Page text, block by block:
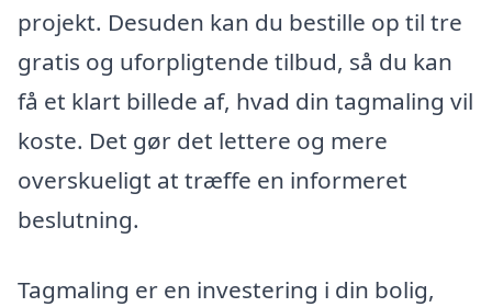
projekt. Desuden kan du bestille op til tre
gratis og uforpligtende tilbud, så du kan
få et klart billede af, hvad din tagmaling vil
koste. Det gør det lettere og mere
overskueligt at træffe en informeret
beslutning.
Tagmaling er en investering i din bolig,